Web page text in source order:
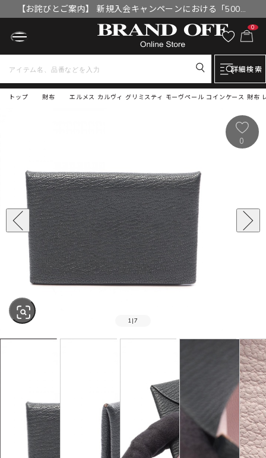
【お詫びとご案内】 新規入会キャンペーンにおける「500円
OFFクーポン」付与漏れと補填について
0
詳細検索
トップ エルメス カルヴィ グリミスティ モーヴペール コインケース 財布
財布
1 |7
0